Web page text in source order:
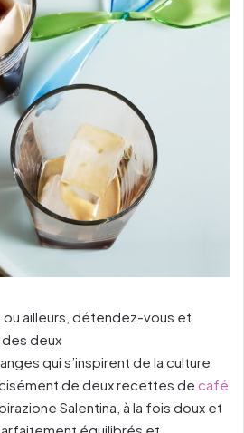
ou ailleurs, détendez-vous et
deux
qui s’inspirent de la culture
de deux recettes de café
Salentina, à la fois doux et